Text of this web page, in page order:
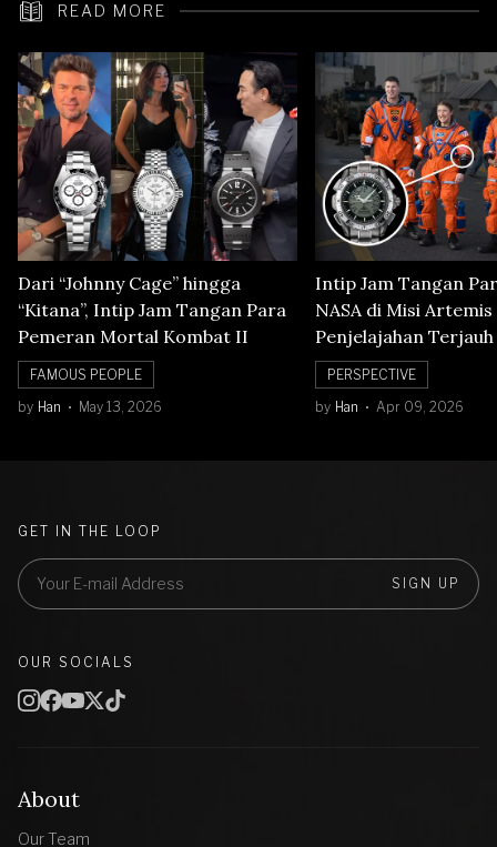
READ MORE
Dari “Johnny Cage” hingga
“Kitana”, Intip Jam Tangan Para
Pemeran Mortal Kombat II
FAMOUS PEOPLE
by Han May 13, 2026
Intip Jam Tangan
NASA di Misi
Penjelajahan
Orbit Bulan
PERSPECTIVE
by Han Apr 09, 2026
About
Our Team
GET IN THE LOOP
SIGN UP
OUR SOCIALS